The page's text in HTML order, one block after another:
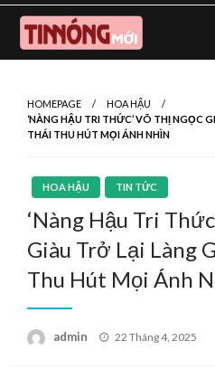
Skip
content
Tin Nóng Mới
Nơi cung cấp thông tin mới
HOMEPAGE
HOA HẬU
‘NÀNG HẬU TRI THỨC’ VÕ THỊ NGỌC
THÁI THU HÚT MỌI ÁNH NHÌN
HOA HẬU TIN TỨC
‘Nàng Hậu Tri
Giàu Trở Lại Làng
Thu Hút Mọi Ánh
admin
Posted
22 Tháng 4, 2025